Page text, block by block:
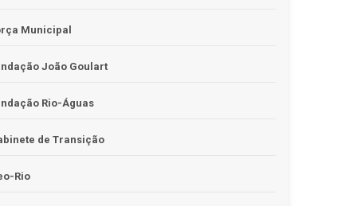
Municipal
João Goulart
Rio-Águas
de Transição
Rio